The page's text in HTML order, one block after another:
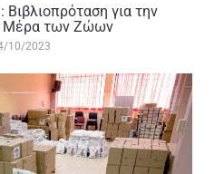
Βιβλιοπρόταση για την
Μέρα των Ζώων
10/2023